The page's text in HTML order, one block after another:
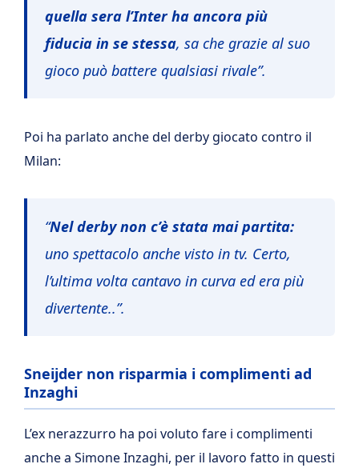
quella sera l’Inter ha ancora più
fiducia in se stessa, sa che grazie al suo
gioco può battere qualsiasi rivale”.
Poi ha parlato anche del derby giocato contro il
Milan:
“Nel derby non c’è stata mai partita:
uno spettacolo anche visto in tv. Certo,
l’ultima volta cantavo in curva ed era più
divertente..”.
Sneijder non risparmia i complimenti ad
Inzaghi
L’ex nerazzurro ha poi voluto fare i complimenti
anche a Simone Inzaghi, per il lavoro fatto in questi